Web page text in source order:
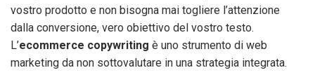
vostro prodotto e non bisogna mai togliere l’attenzione
dalla conversione, vero obiettivo del vostro testo.
L’ecommerce copywriting è uno strumento di web
marketing da non sottovalutare in una strategia integrata.